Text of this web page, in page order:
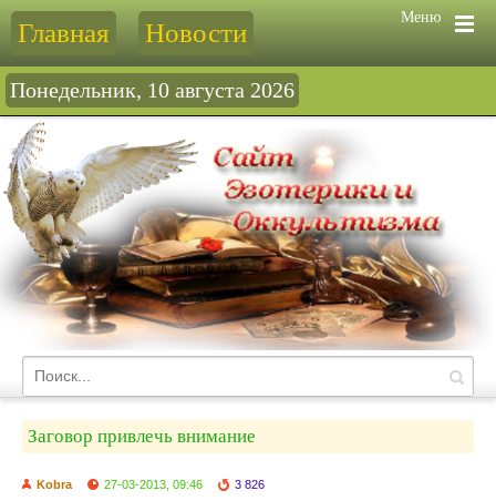
Меню
Главная Новости
Понедельник, 10 августа 2026
Заговор привлечь внимание
Kobra 27-03-2013, 09:46 3 826